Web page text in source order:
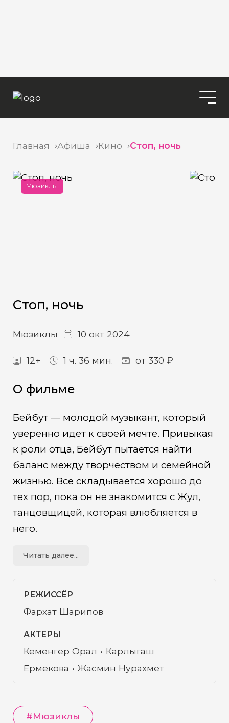
Главная Афиша Кино Стоп, ночь
Мюзиклы
Стоп, ночь
Мюзиклы 10 окт 2024
12+ 1 ч. 36 мин. от 330 ₽
О фильме
Бейбут — молодой музыкант, который
уверенно идет к своей мечте. Привыкая
к роли отца, Бейбут пытается найти
баланс между творчеством и семейной
жизнью. Все складывается хорошо до
тех пор, пока он не знакомится с Жул,
танцовщицей, которая влюбляется в
него.
Читать далее...
РЕЖИССЁР
Фархат Шарипов
АКТЕРЫ
Кеменгер Орал
Карлыгаш
Ермекова
Жасмин Нурахмет
#Мюзиклы